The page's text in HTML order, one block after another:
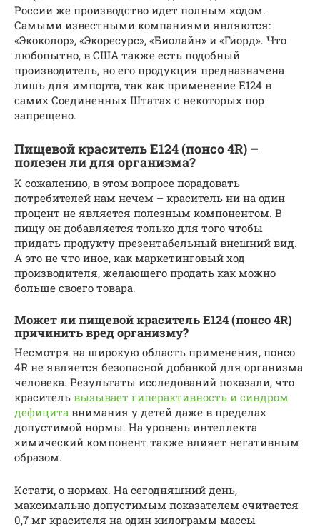
России же производство идет полным ходом.
Самыми известными компаниями являются:
«Экоколор», «Экоресурс», «Биолайн» и «Гиорд». Что
любопытно, в США также есть подобный
производитель, но его продукция предназначена
лишь для импорта, так как применение Е124 в
самих Соединенных Штатах с некоторых пор
запрещено.
Пищевой краситель Е124 (понсо 4R) –
полезен ли для организма?
К сожалению, в этом вопросе порадовать
потребителей нам нечем – краситель ни на один
процент не является полезным компонентом. В
пищу он добавляется только для того чтобы
придать продукту презентабельный внешний вид.
А это не что иное, как маркетинговый ход
производителя, желающего продать как можно
больше своего товара.
Может ли пищевой краситель Е124 (понсо 4R)
причинить вред организму?
Несмотря на широкую область применения, понсо
4R не является безопасной добавкой для организма
человека. Результаты исследований показали, что
краситель вызывает гиперактивность и синдром
дефицита внимания у детей даже в пределах
допустимой нормы. На уровень интеллекта
химический компонент также влияет негативным
образом.
Кстати, о нормах. На сегодняшний день,
максимально допустимым показателем считается
0,7 мг красителя на один килограмм массы